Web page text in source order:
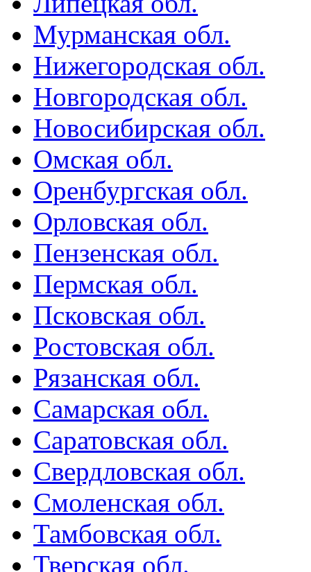
Мурманская обл.
Нижегородская обл.
Новгородская обл.
Новосибирская обл.
Омская обл.
Оренбургская обл.
Орловская обл.
Пензенская обл.
Пермская обл.
Псковская обл.
Ростовская обл.
Рязанская обл.
Самарская обл.
Саратовская обл.
Свердловская обл.
Смоленская обл.
Тамбовская обл.
Тверская обл.